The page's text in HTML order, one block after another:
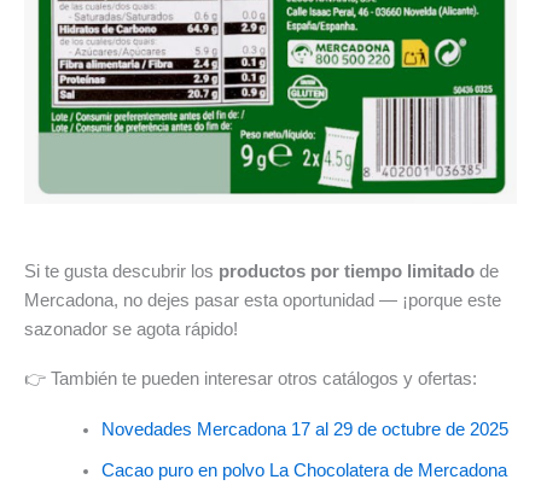
Si te gusta descubrir los productos por tiempo limitado de
Mercadona, no dejes pasar esta oportunidad — ¡porque este
sazonador se agota rápido!
👉 También te pueden interesar otros catálogos y ofertas:
Novedades Mercadona 17 al 29 de octubre de 2025
Cacao puro en polvo La Chocolatera de Mercadona